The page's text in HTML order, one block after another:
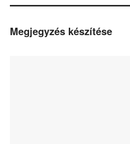
Megjegyzés készítése